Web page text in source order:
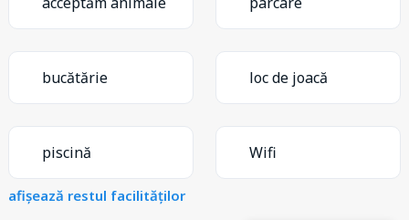
bucătărie loc de joacă
piscină Wifi
afișează restul facilităților